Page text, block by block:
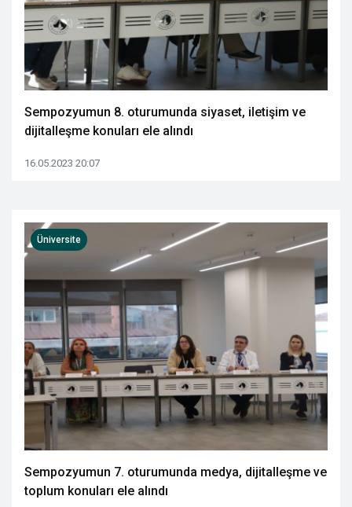
Sempozyumun 8. oturumunda siyaset, iletişim ve
dijitalleşme konuları ele alındı
16.05.2023 20:07
Sempozyumun 7. oturumunda medya, dijitalleşme ve
toplum konuları ele alındı
Üniversite